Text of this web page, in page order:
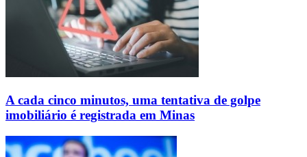
A cada cinco minutos, uma tentativa de golpe
imobiliário é registrada em Minas